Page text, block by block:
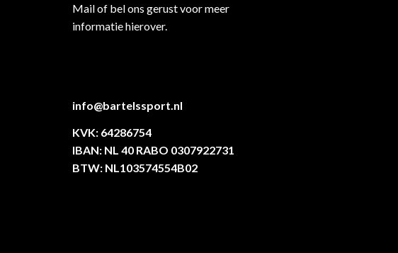
Mail of bel ons gerust voor meer
informatie hierover.
info@bartelssport.nl
KVK: 64286754
IBAN: NL 40 RABO 0307922731
BTW: NL103574554B02